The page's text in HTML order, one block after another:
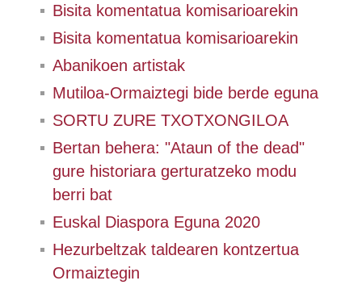
Bisita komentatua komisarioarekin
Bisita komentatua komisarioarekin
Abanikoen artistak
Mutiloa-Ormaiztegi bide berde eguna
SORTU ZURE TXOTXONGILOA
Bertan behera: "Ataun of the dead"
gure historiara gerturatzeko modu
berri bat
Euskal Diaspora Eguna 2020
Hezurbeltzak taldearen kontzertua
Ormaiztegin